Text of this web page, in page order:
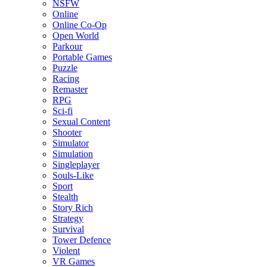
NSFW
Online
Online Co-Op
Open World
Parkour
Portable Games
Puzzle
Racing
Remaster
RPG
Sci-fi
Sexual Content
Shooter
Simulator
Simulation
Singleplayer
Souls-Like
Sport
Stealth
Story Rich
Strategy
Survival
Tower Defence
Violent
VR Games